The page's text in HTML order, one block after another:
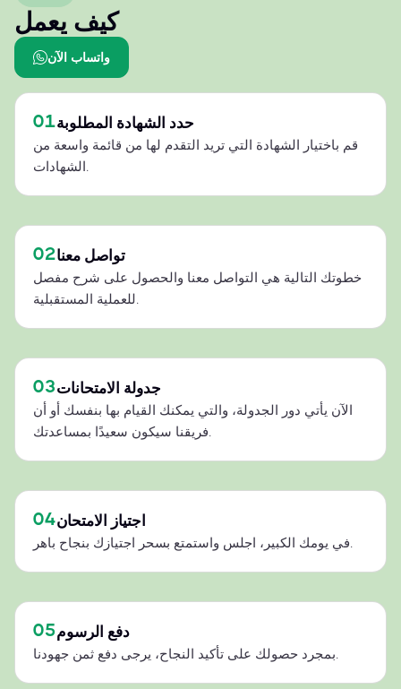
كيف يعمل
واتساب الآن
01حدد الشهادة المطلوبة
قم باختيار الشهادة التي تريد التقدم لها من قائمة واسعة من
الشهادات.
02تواصل معنا
خطوتك التالية هي التواصل معنا والحصول على شرح مفصل
للعملية المستقبلية.
03جدولة الامتحانات
الآن يأتي دور الجدولة، والتي يمكنك القيام بها بنفسك أو أن
فريقنا سيكون سعيدًا بمساعدتك.
04اجتياز الامتحان
في يومك الكبير، اجلس واستمتع بسحر اجتيازك بنجاح باهر.
05دفع الرسوم
بمجرد حصولك على تأكيد النجاح، يرجى دفع ثمن جهودنا.